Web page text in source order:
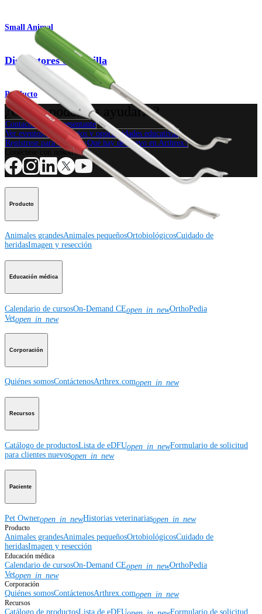
Small Animal
Distractores de babilla
Producto
¿Cómo podemos ayudarlo?
Contacte a un representante
Ver eventos, laboratorios y oportunidades educativas
Regístrese para recibir: ¿Qué hay de nuevo en Arthrex?
Conéctese con nosotros
Producto
Animales grandesAnimales pequeñosOrtobiológicosCuidado de
heridasImagen y resección
Educación médica
Calendario de cursosOn-Demand CEopen_in_newOrthoPedia
Vetopen_in_new
Corporación
Quiénes somosContáctenosArthrex.comopen_in_new
Recursos
Catálogo de productosLista de eDFUopen_in_newFormulario de solicitud
para clientes nuevosopen_in_new
Paciente
Pet Owneropen_in_newHistorias veterinariasopen_in_new
Producto
Animales grandesAnimales pequeñosOrtobiológicosCuidado de
heridasImagen y resección
Educación médica
Calendario de cursosOn-Demand CEopen_in_newOrthoPedia
Vetopen_in_new
Corporación
Quiénes somosContáctenosArthrex.comopen_in_new
Recursos
Catálogo de productosLista de eDFU Formulario de solicitud